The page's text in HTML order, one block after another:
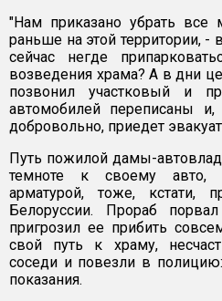
"Нам приказано убрать все
раньше на этой территории,
сейчас негде
возведения храма? А в дни
позвонил участковый и
автомобилей переписаны
добровольно, приедет
Путь пожилой дамы-
темноте к своему авто,
арматурой, тоже, кстати,
Белоруссии. Прораб
пригрозил ее прибить
свой путь к храму,
соседи и повезли в
показания.